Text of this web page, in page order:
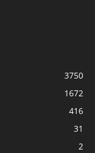
3750
1672
416
31
2